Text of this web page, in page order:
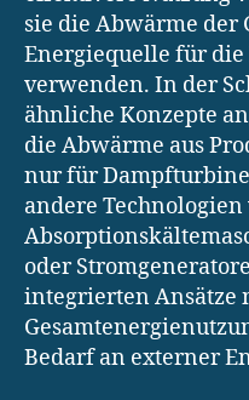
sie die Abwärme der
Energiequelle für
verwenden. In der
ähnliche Konzepte
die Abwärme aus
nur für
andere
oder
integrierten Ansätze
Bedarf an externer